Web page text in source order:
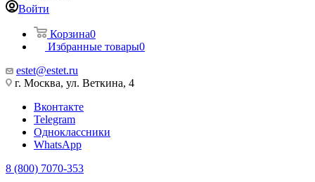
Войти
Корзина0
Избранные товары0
estet@estet.ru
г. Москва, ул. Веткина, 4
Вконтакте
Telegram
Одноклассники
WhatsApp
8 (800) 7070-353